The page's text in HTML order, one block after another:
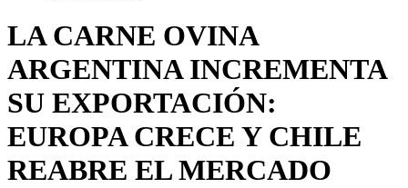
LA CARNE OVINA
ARGENTINA INCREMENTA
SU EXPORTACIÓN:
EUROPA CRECE Y CHILE
REABRE EL MERCADO